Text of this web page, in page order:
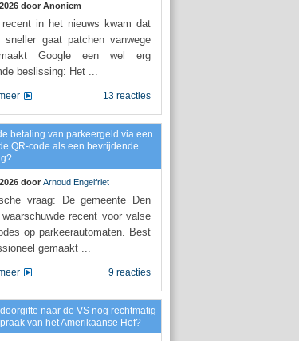
door Anoniem
recent in het nieuws kwam dat
sneller gaat patchen vanwege
Google een wel erg
beslissing: Het ...
13 reacties
betaling van parkeergeld via een
QR-code als een bevrijdende
door Arnoud Engelfriet
vraag: De gemeente Den
waarschuwde recent voor valse
op parkeerautomaten. Best
gemaakt ...
9 reacties
naar de VS nog rechtmatig
van het Amerikaanse Hof?